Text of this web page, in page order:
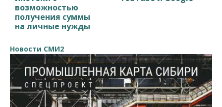
возможностью
получения суммы
на личные нужды
Новости СМИ2